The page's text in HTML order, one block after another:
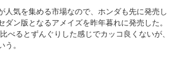
気を集める市場なので、ホンダも先に発売し
ダン版となるアメイズを昨年暮れに発売した。
べるとずんぐりした感じでカッコ良くないが、
う。